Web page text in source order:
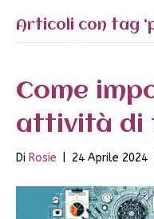
Articoli con tag
Come
attività di
Di Rosie 24 Aprile 2024